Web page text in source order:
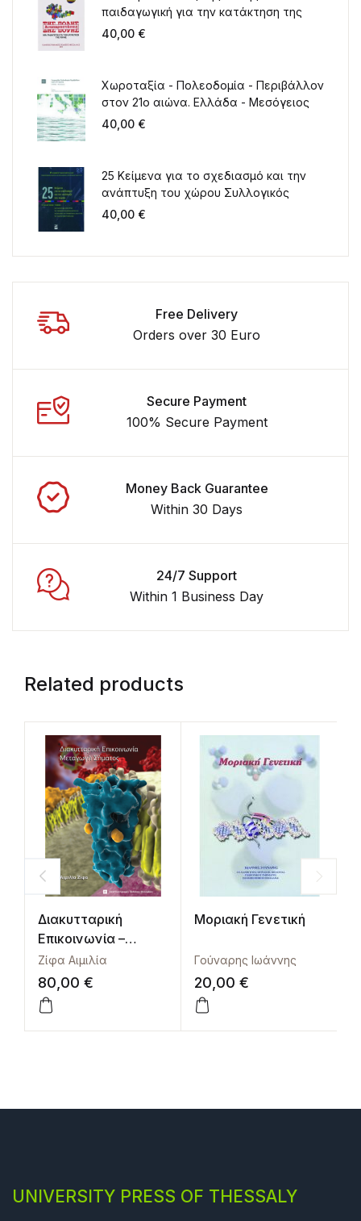
παιδαγωγική για την κατάκτηση της
πόλης
40,00 €
Χωροταξία - Πολεοδομία - Περιβάλλον
στον 21ο αιώνα. Ελλάδα - Μεσόγειος
40,00 €
25 Κείμενα για το σχεδιασμό και την
ανάπτυξη του χώρου Συλλογικός
τόμος για τα 20 χρόνια λειτουργίας
40,00 €
Free Delivery
Orders over 30 Euro
Secure Payment
100% Secure Payment
Money Back Guarantee
Within 30 Days
24/7 Support
Within 1 Business Day
Related products
Διακυτταρική
Επικοινωνία –
Μεταγωγή Σήματος
Ζίφα Αιμιλία
80,00 €
Μοριακή Γενετική
Γούναρης Ιωάννης
20,00 €
UNIVERSITY PRESS OF THESSALY